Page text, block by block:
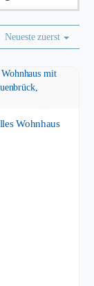
Neueste zuerst
Wohnhaus